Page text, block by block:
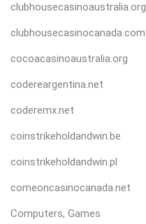
clubhousecasinoaustralia.org
clubhousecasinocanada.com
cocoacasinoaustralia.org
codereargentina.net
coderemx.net
coinstrikeholdandwin.be
coinstrikeholdandwin.pl
comeoncasinocanada.net
Computers, Games